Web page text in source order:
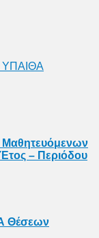
ΥΠΑΙΘΑ
– Περιόδου
Θέσεων